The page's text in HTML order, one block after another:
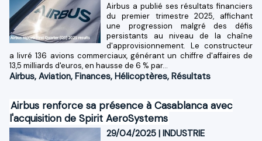
Airbus a publié ses résultats financiers
du premier trimestre 2025, affichant
une progression malgré des défis
persistants au niveau de la chaîne
d'approvisionnement. Le constructeur
a livré 136 avions commerciaux, générant un chiffre d'affaires de
13,5 milliards d'euros, en hausse de 6 % par...
Airbus, Aviation, Finances, Hélicoptères, Résultats
Airbus renforce sa présence à Casablanca avec
l'acquisition de Spirit AeroSystems
29/04/2025 |INDUSTRIE